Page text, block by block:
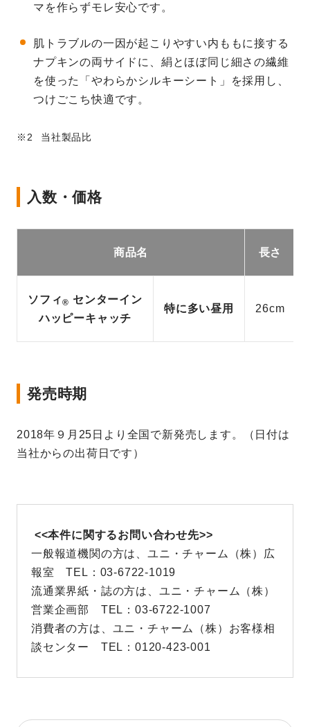
マを作らずモレ安心です。
肌トラブルの一因が起こりやすい内ももに接する
ナプキンの両サイドに、絹とほぼ同じ細さの繊維
を使った「やわらかシルキーシート」を採用し、
つけごこち快適です。
当社製品比
入数・価格
商品名 長さ
ソフィ® センターイン
ハッピーキャッチ
特に多い昼用 26cm
発売時期
2018年９月25日より全国で新発売します。（日付は
当社からの出荷日です）
<<本件に関するお問い合わせ先>>
一般報道機関の方は、ユニ・チャーム（株）広
報室 TEL：03-6722-1019
流通業界紙・誌の方は、ユニ・チャーム（株）
営業企画部 TEL：03-6722-1007
消費者の方は、ユニ・チャーム（株）お客様相
談センター TEL：0120-423-001